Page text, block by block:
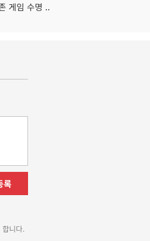
게임 수명 ..
록
니다.